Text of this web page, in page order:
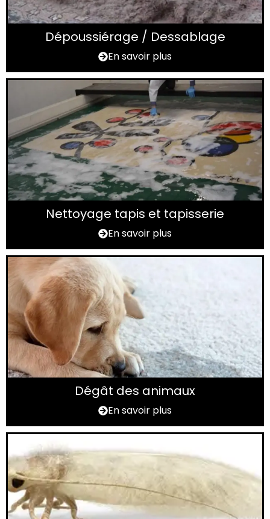
Dépoussiérage / Dessablage
En savoir plus
Nettoyage tapis et tapisserie
En savoir plus
Dégât des animaux
En savoir plus